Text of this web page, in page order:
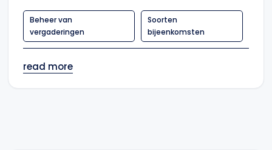
Beheer van
vergaderingen
Soorten
bijeenkomsten
read more